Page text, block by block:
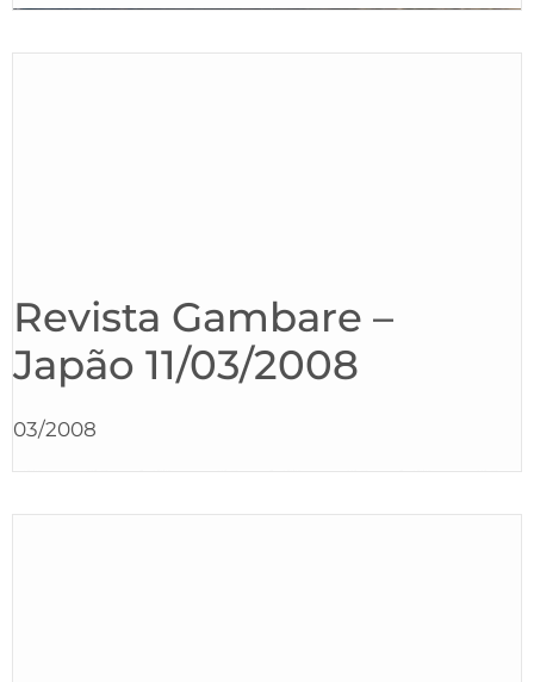
Revista Gambare –
Japão 11/03/2008
03/2008